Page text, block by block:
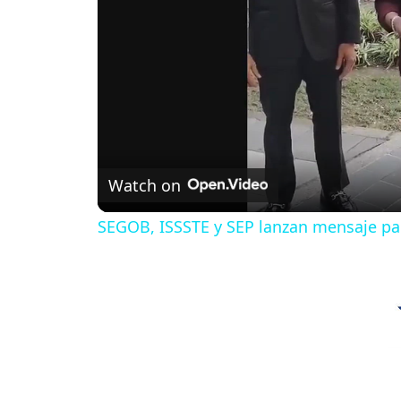
Watch on
SEGOB, ISSSTE y SEP lanzan